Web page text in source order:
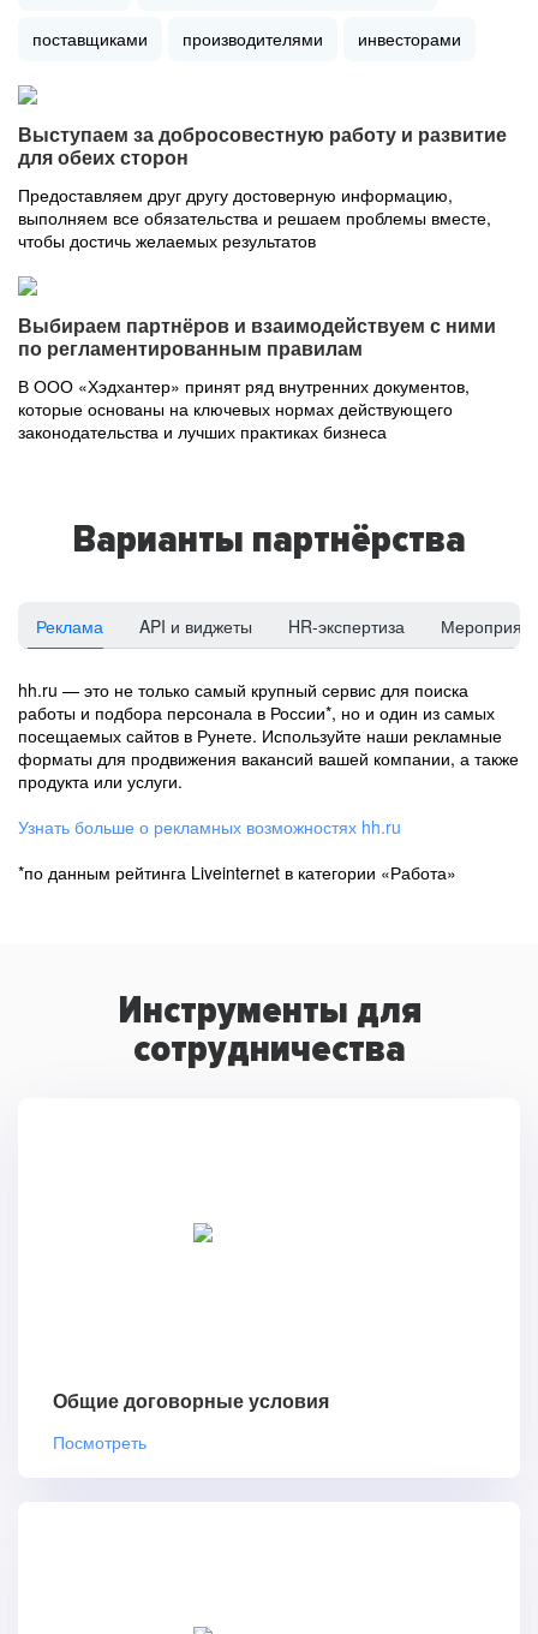
поставщиками производителями инвесторами
Выступаем за добросовестную работу и развитие
для обеих сторон
Предоставляем друг другу достоверную информацию,
выполняем все обязательства и решаем проблемы вместе,
чтобы достичь желаемых результатов
Выбираем партнёров и взаимодействуем с ними
по регламентированным правилам
В ООО «Хэдхантер» принят ряд внутренних документов,
которые основаны на ключевых нормах действующего
законодательства и лучших практиках бизнеса
Варианты партнёрства
Реклама API и виджеты HR-экспертиза
hh.ru — это не только самый крупный сервис для поиска
работы и подбора персонала в России*, но и один из самых
посещаемых сайтов в Рунете. Используйте наши рекламные
форматы для продвижения вакансий вашей компании, а также
продукта или услуги.
Узнать больше о рекламных возможностях hh.ru
*по данным рейтинга Liveinternet в категории «Работа»
Инструменты для
сотрудничества
Общие договорные условия
Посмотреть